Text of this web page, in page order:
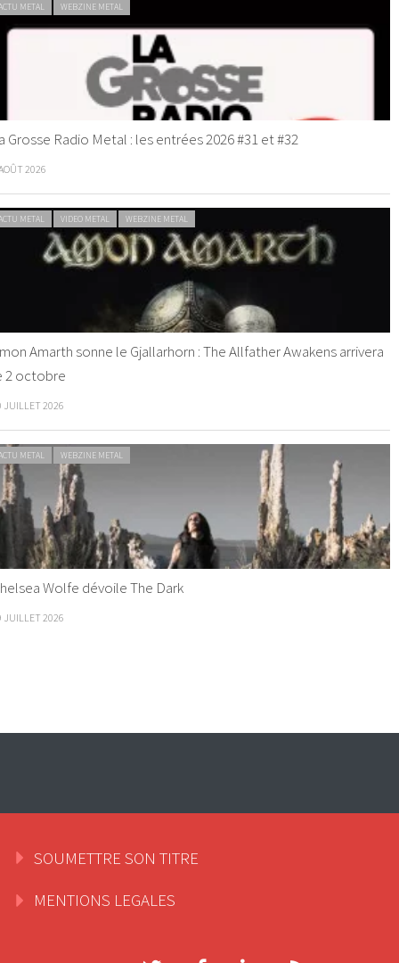
METAL WEBZINE METAL
Grosse Radio Metal : les entrées 2026 #31 et #32
2026
METAL VIDEO METAL WEBZINE METAL
Amarth sonne le Gjallarhorn : The Allfather Awakens arrivera
2 octobre
JUILLET 2026
METAL WEBZINE METAL
Wolfe dévoile The Dark
JUILLET 2026
SOUMETTRE SON TITRE
MENTIONS LEGALES